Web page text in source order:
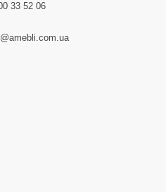
33 52 06